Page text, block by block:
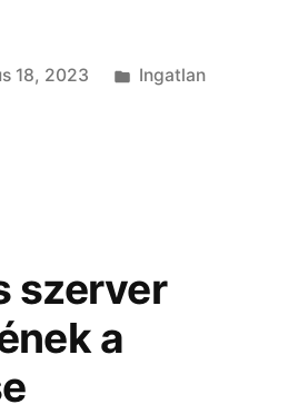
18, 2023 Kategória:
Ingatlan
szerver
a